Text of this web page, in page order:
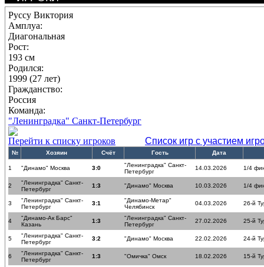
Руссу Виктория
Амплуа:
Диагональная
Рост:
193 см
Родился:
1999 (27 лет)
Гражданство:
Россия
Команда:
"Ленинградка" Санкт-Петербург
Перейти к списку игроков
Список игр с участием
№ Хозяин Счёт Гость Дата
1 "Динамо" Москва 3:0
"Ленинградка" Санкт-
Петербург
14.03.2026 1/4
2
"Ленинградка" Санкт-
Петербург
1:3 "Динамо" Москва 10.03.2026 1/4
3
"Ленинградка" Санкт-
Петербург
3:1
"Динамо-Метар"
Челябинск
04.03.2026 26-й
4
"Динамо-Ак Барс"
Казань
1:3
"Ленинградка" Санкт-
Петербург
27.02.2026 25-й
5
"Ленинградка" Санкт-
Петербург
3:2 "Динамо" Москва 22.02.2026 24-й
6
"Ленинградка" Санкт-
Петербург
1:3 "Омичка" Омск 18.02.2026 15-й